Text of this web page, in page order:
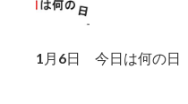
1月6日 今日は何の日